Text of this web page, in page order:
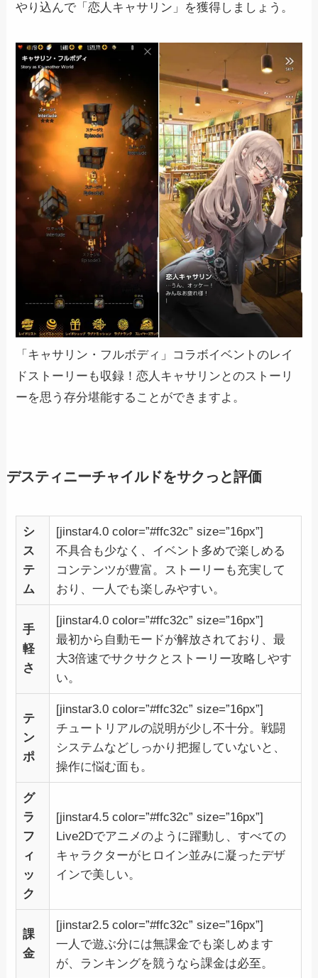
やり込んで「恋人キャサリン」を獲得しましょう。
「キャサリン・フルボディ」コラボイベントのレイ
ドストーリーも収録！恋人キャサリンとのストーリ
ーを思う存分堪能することができますよ。
デスティニーチャイルドをサクっと評価
シ
ス
テ
ム
[jinstar4.0 color=”#ffc32c” size=”16px”]
不具合も少なく、イベント多めで楽しめる
コンテンツが豊富。ストーリーも充実して
おり、一人でも楽しみやすい。
手
軽
さ
[jinstar4.0 color=”#ffc32c” size=”16px”]
最初から自動モードが解放されており、最
大3倍速でサクサクとストーリー攻略しやす
い。
テ
ン
ポ
[jinstar3.0 color=”#ffc32c” size=”16px”]
チュートリアルの説明が少し不十分。戦闘
システムなどしっかり把握していないと、
操作に悩む面も。
グ
ラ
フ
ィ
ッ
ク
[jinstar4.5 color=”#ffc32c” size=”16px”]
Live2Dでアニメのように躍動し、すべての
キャラクターがヒロイン並みに凝ったデザ
インで美しい。
課
金
[jinstar2.5 color=”#ffc32c” size=”16px”]
一人で遊ぶ分には無課金でも楽しめます
が、ランキングを競うなら課金は必至。